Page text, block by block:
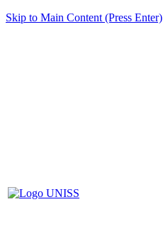
Skip to Main Content (Press Enter)